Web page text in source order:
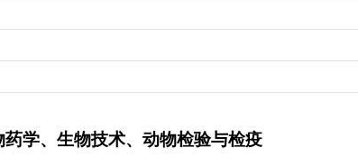
学、生物技术、动物检验与检疫